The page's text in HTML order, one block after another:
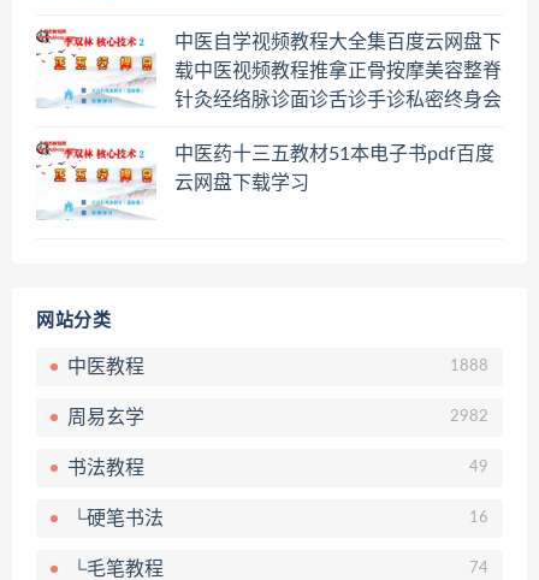
中医自学视频教程大全集百度云网盘下
载中医视频教程推拿正骨按摩美容整脊
针灸经络脉诊面诊舌诊手诊私密终身会
中医药十三五教材51本电子书pdf百度
云网盘下载学习
网站分类
中医教程 1888
周易玄学 2982
书法教程 49
└硬笔书法 16
└毛笔教程 74